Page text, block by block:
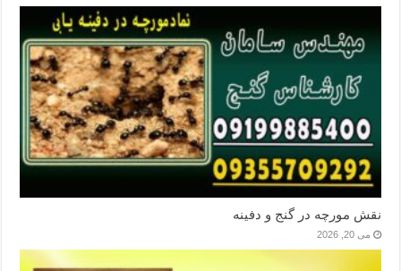
نقش مورچه در گنج و دفینه
می 20, 2026